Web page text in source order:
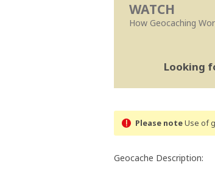
WATCH
How Geocaching
Looking
Please noteUse of
Geocache Description: